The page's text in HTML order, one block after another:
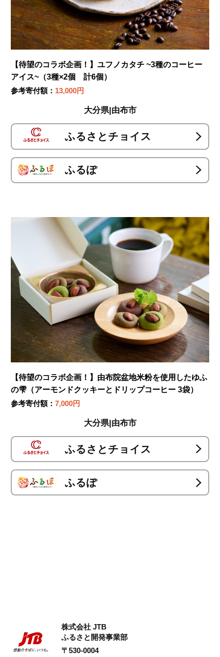
【待望のコラボ企画！】ユフノカタチ ~3種のコーヒー
アイス~（3種×2個 計6個）
参考寄付額： 13,000円
大分県|由布市
ふるさとチョイス
ふるぽ
【待望のコラボ企画！】由布院盆地米粉を使用したゆふ
の雫（アーモンドクッキーとドリップコーヒー 3袋）
参考寄付額：7,000円
大分県|由布市
ふるさとチョイス
ふるぽ
株式会社 JTB
ふるさと開発事業部
〒530-0004